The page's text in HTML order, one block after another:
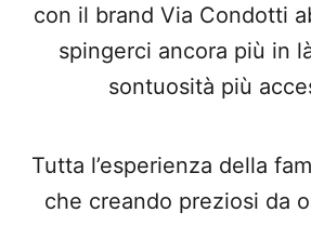
con il brand Via Condotti
spingerci ancora più in
sontuosità più
Tutta l’esperienza della
che creando preziosi da